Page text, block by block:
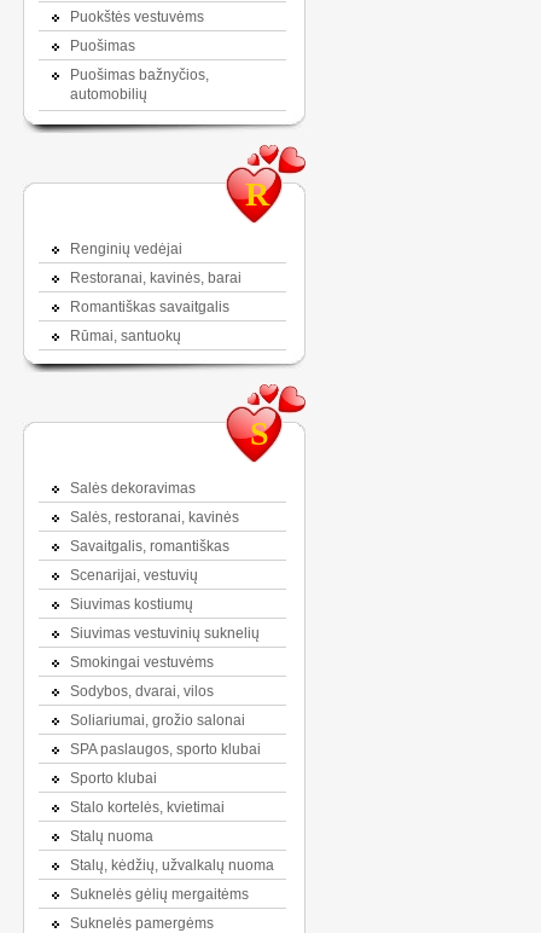
Puokštės vestuvėms
Puošimas
Puošimas bažnyčios,
automobilių
R
Renginių vedėjai
Restoranai, kavinės, barai
Romantiškas savaitgalis
Rūmai, santuokų
S
Salės dekoravimas
Salės, restoranai, kavinės
Savaitgalis, romantiškas
Scenarijai, vestuvių
Siuvimas kostiumų
Siuvimas vestuvinių suknelių
Smokingai vestuvėms
Sodybos, dvarai, vilos
Soliariumai, grožio salonai
SPA paslaugos, sporto klubai
Sporto klubai
Stalo kortelės, kvietimai
Stalų nuoma
Stalų, kėdžių, užvalkalų nuoma
Suknelės gėlių mergaitėms
Suknelės pamergėms